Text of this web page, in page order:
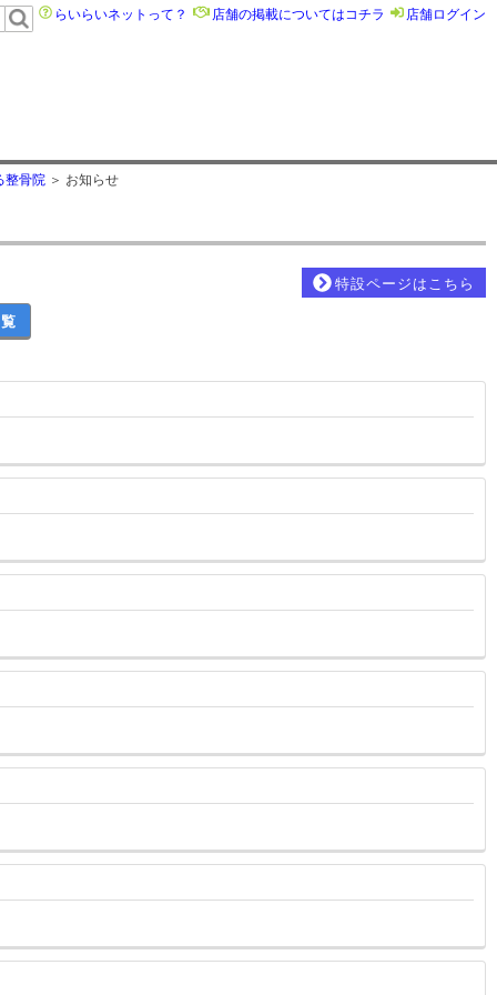
らいらいネットって？ 店舗の掲載についてはコチラ 店舗ログイン
整骨院 お知らせ
特設ページはこちら